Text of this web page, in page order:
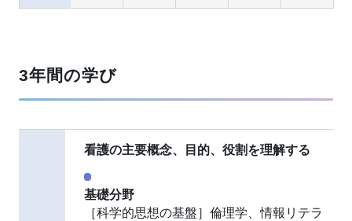
3年間の学び
看護の主要概念、目的、役割を理解する
基礎分野
［科学的思想の基盤］倫理学、情報リテラ